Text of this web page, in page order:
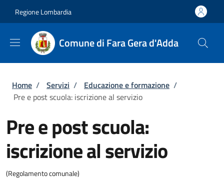
Regione Lombardia
Comune di Fara Gera d'Adda
Briciole di pane
Home / Servizi / Educazione e formazione /
Pre e post scuola: iscrizione al servizio
Pre e post scuola:
iscrizione al servizio
(Regolamento comunale)